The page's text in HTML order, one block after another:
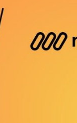
Networking
startup Kicè